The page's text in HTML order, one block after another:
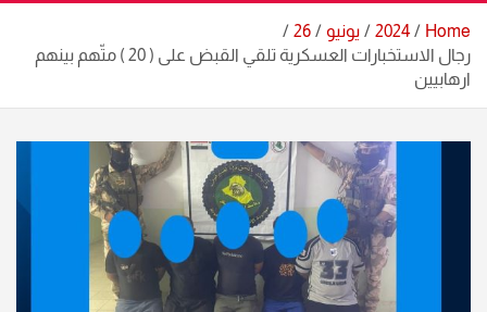
Home
2024 يونيو
26
رجال الاستخبارات العسكرية تلقي القبض على ( 20 ) متّهم بينهم
ارهابيين